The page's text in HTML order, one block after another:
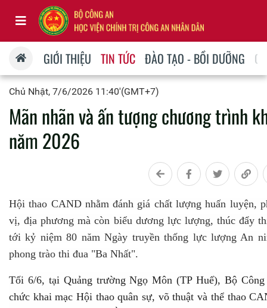
GIỚI THIỆU TIN TỨC ĐÀO TẠO - BỒI DƯỠNG
Chủ Nhật, 7/6/2026 11:40'(GMT+7)
Mãn nhãn và ấn tượng chương trình
năm 2026
Hội thao CAND nhằm đánh giá chất lượng huấn luyện,
vị, địa phương mà còn biểu dương lực lượng, thúc đẩy
tới kỷ niệm 80 năm Ngày truyền thống lực lượng An
phong trào thi đua "Ba Nhất".
Tối 6/6, tại Quảng trường Ngọ Môn (TP Huế), Bộ
chức khai mạc Hội thao quân sự, võ thuật và thể thao